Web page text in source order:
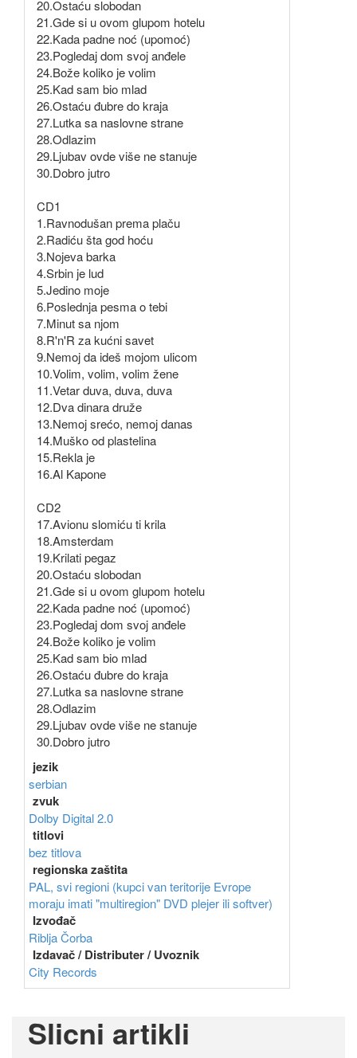
20.Ostaću slobodan
21.Gde si u ovom glupom hotelu
22.Kada padne noć (upomoć)
23.Pogledaj dom svoj anđele
24.Bože koliko je volim
25.Kad sam bio mlad
26.Ostaću đubre do kraja
27.Lutka sa naslovne strane
28.Odlazim
29.Ljubav ovde više ne stanuje
30.Dobro jutro
CD1
1.Ravnodušan prema plaču
2.Radiću šta god hoću
3.Nojeva barka
4.Srbin je lud
5.Jedino moje
6.Poslednja pesma o tebi
7.Minut sa njom
8.R'n'R za kućni savet
9.Nemoj da ideš mojom ulicom
10.Volim, volim, volim žene
11.Vetar duva, duva, duva
12.Dva dinara druže
13.Nemoj srećo, nemoj danas
14.Muško od plastelina
15.Rekla je
16.Al Kapone
CD2
17.Avionu slomiću ti krila
18.Amsterdam
19.Krilati pegaz
20.Ostaću slobodan
21.Gde si u ovom glupom hotelu
22.Kada padne noć (upomoć)
23.Pogledaj dom svoj anđele
24.Bože koliko je volim
25.Kad sam bio mlad
26.Ostaću đubre do kraja
27.Lutka sa naslovne strane
28.Odlazim
29.Ljubav ovde više ne stanuje
30.Dobro jutro
jezik
serbian
zvuk
Dolby Digital 2.0
titlovi
bez titlova
regionska zaštita
PAL, svi regioni (kupci van teritorije Evrope
moraju imati "multiregion" DVD plejer ili softver)
Izvođač
Riblja Čorba
Izdavač / Distributer / Uvoznik
City Records
Slicni artikli